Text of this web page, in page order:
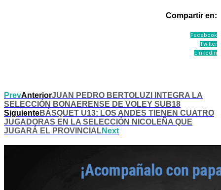
Compartir en:
Facebook
Twitter
Linkedin
PrevAnteriorJUAN PEDRO BERTOLUZI INTEGRA LA
SELECCIÓN BONAERENSE DE VOLEY SUB18
SiguienteBÁSQUET U13: LOS ANDES TIENEN CUATRO
JUGADORAS EN LA SELECCIÓN NICOLEÑA QUE
JUGARÁ EL PROVINCIALNext